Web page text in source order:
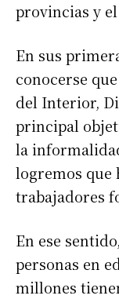
provincias y
En sus
conocerse
del Interior,
principal
la
logremos que
trabajadores
En ese
personas en
millones